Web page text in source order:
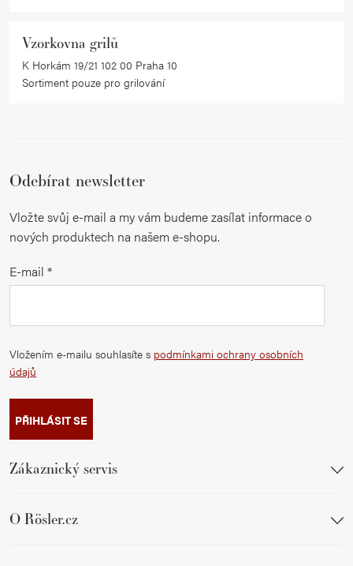
Vzorkovna grilů
K Horkám 19/21 102 00 Praha 10
Sortiment pouze pro grilování
Odebírat newsletter
Vložte svůj e-mail a my vám budeme zasílat informace o
nových produktech na našem e-shopu.
E-mail
Vložením e-mailu souhlasíte s podmínkami ochrany osobních
údajů
PŘIHLÁSIT SE
Zákaznický servis
O Rösler.cz